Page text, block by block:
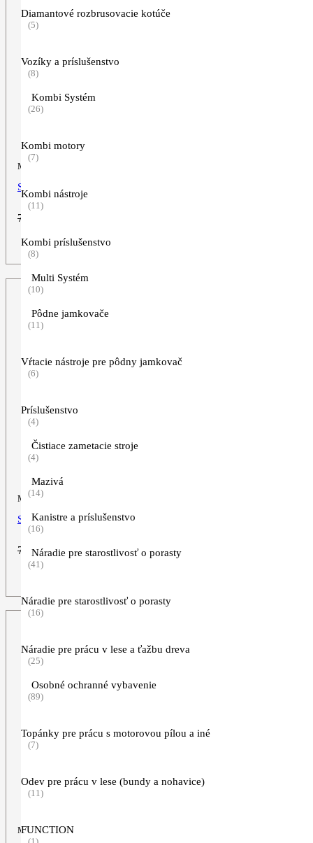
Motorová píla
STIHL MS 291
709,00
bola:
je:
ZOBRAZIŤ VIAC
Motorová píla
STIHL MS 311
759,00€ Pôvodná
cena
699,00€Aktuálna
Motorová píla
Diamantové rozbrusovacie kotúče
(5)
Vozíky a príslušenstvo
(8)
Kombi Systém
(26)
Kombi motory
(7)
Kombi nástroje
(11)
Kombi príslušenstvo
(8)
Multi Systém
(10)
Pôdne jamkovače
(11)
Vŕtacie nástroje pre pôdny jamkovač
(6)
Príslušenstvo
(4)
Čistiace zametacie stroje
(4)
Mazivá
(14)
Kanistre a príslušenstvo
(16)
Náradie pre starostlivosť o porasty
(41)
Náradie pre starostlivosť o porasty
(16)
Náradie pre prácu v lese a ťažbu dreva
(25)
Osobné ochranné vybavenie
(89)
Topánky pre prácu s motorovou pílou a iné
(7)
Odev pre prácu v lese (bundy a nohavice)
(11)
FUNCTION